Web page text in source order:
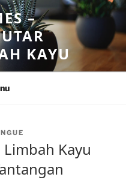
–
KAYU
Kayu